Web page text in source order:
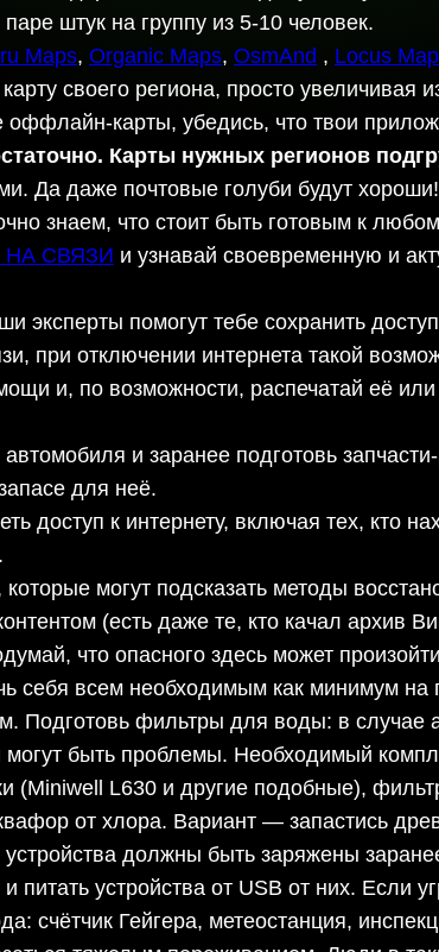
штук на группу из 5-10 человек.
Maps, Organic Maps, OsmAnd , Locus Map
своего региона, просто
оффлайн-карты, убедись, что твои
Карты нужных регионов
Да даже почтовые голуби будут
знаем, что стоит быть готовым к
НА СВЯЗИ и узнавай своевременную и
эксперты помогут тебе сохранить
при отключении интернета такой
и, по возможности, распечатай её
и заранее подготовь
для неё.
доступ к интернету, включая тех, кто
могут подсказать методы
(есть даже те, кто качал архив
что опасного здесь может
себя всем необходимым как минимум на
Подготовь фильтры для воды: в случае
могут быть проблемы. Необходимый
(Miniwell L630 и другие подобные),
от хлора. Вариант — запастись
должны быть заряжены
питать устройства от USB от них. Если
счётчик Гейгера, метеостанция,